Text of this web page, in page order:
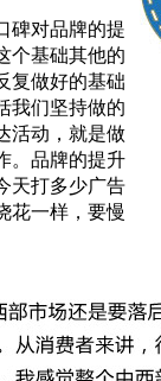
碑对品牌的提
个基础其他的
复做好的基础
我们坚持做的
活动，就是做
。品牌的提升
天打多少广告
花一样，要慢